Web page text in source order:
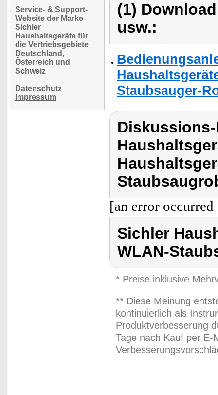
Service- & Support-
Website der Marke
Sichler
Haushaltsgeräte für
die Vertriebsgebiete
Deutschland,
Österreich und
Schweiz
Datenschutz
Impressum
(1)
usw.:
Staubsauger-
[an error
Sichler
WLAN-
* Preise inklusive
** Diese Meinung
kontinuierlich als
Produktverbesserung
Tage nach Kauf per E-